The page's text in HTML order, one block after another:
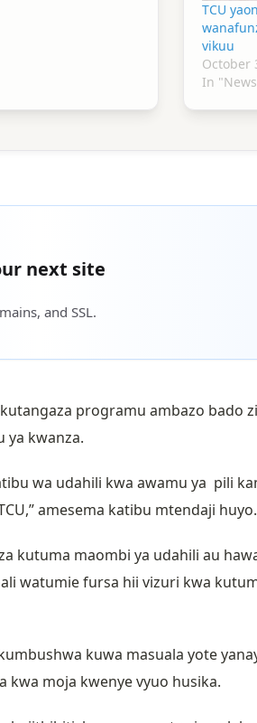
TCU
vikuu
October
In
next site
and SSL.
programu ambazo bado
ya kwanza.
wa udahili kwa awamu ya pili
amesema katibu mtendaji huyo.
kutuma maombi ya udahili au
watumie fursa hii vizuri kwa
kuwa masuala yote
moja kwenye vyuo husika.